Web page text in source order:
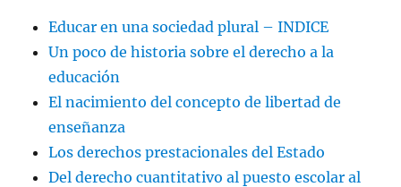
Educar en una sociedad plural – INDICE
Un poco de historia sobre el derecho a la
educación
El nacimiento del concepto de libertad de
enseñanza
Los derechos prestacionales del Estado
Del derecho cuantitativo al puesto escolar al